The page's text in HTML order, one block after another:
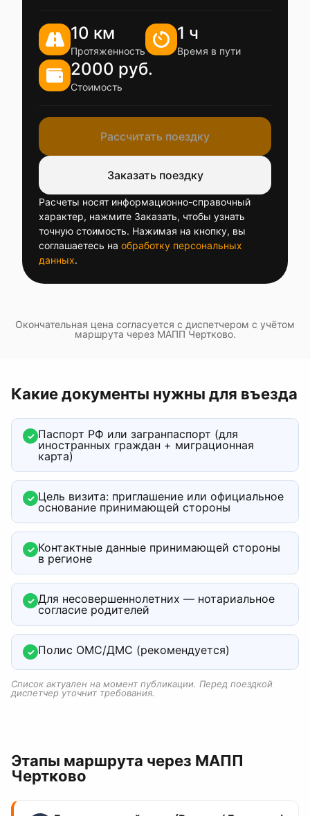
10 км
Протяженность
1 ч
Время в пути
2000 руб.
Стоимость
Рассчитать поездку
Заказать поездку
Расчеты носят информационно-справочный
характер, нажмите Заказать, чтобы узнать
точную стоимость. Нажимая на кнопку, вы
соглашаетесь на обработку персональных
данных.
Окончательная цена согласуется с диспетчером с учётом
маршрута через МАПП Чертково.
Какие документы нужны для въезда
✓ Паспорт РФ или загранпаспорт (для
иностранных граждан + миграционная
карта)
✓ Цель визита: приглашение или официальное
основание принимающей стороны
✓ Контактные данные принимающей стороны
в регионе
✓ Для несовершеннолетних — нотариальное
согласие родителей
✓ Полис ОМС/ДМС (рекомендуется)
Список актуален на момент публикации. Перед поездкой
диспетчер уточнит требования.
Этапы маршрута через МАПП
Чертково